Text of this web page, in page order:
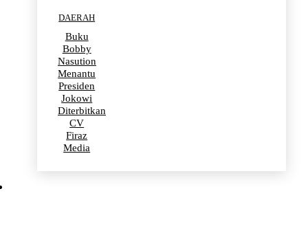
DAERAH
Buku
Bobby
Nasution
Menantu
Presiden
Jokowi
Diterbitkan
CV
Firaz
Media